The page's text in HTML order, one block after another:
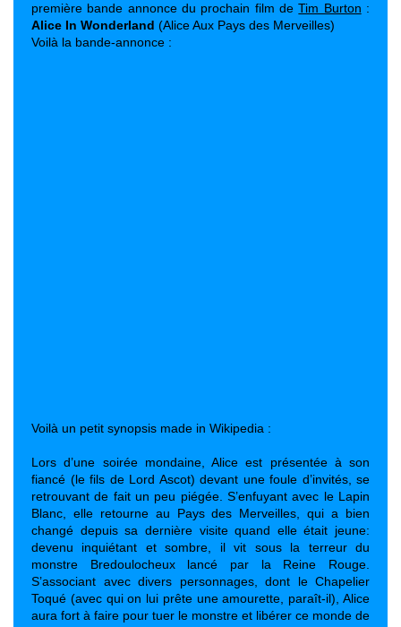
première bande annonce du prochain film deTim Burton :
Alice In Wonderland (Alice Aux Pays des Merveilles)
Voilà la bande-annonce :
Voilà un petit synopsis made in Wikipedia :
Lors d’une soirée mondaine, Alice est présentée à son
fiancé (le fils de Lord Ascot) devant une foule d’invités, se
retrouvant de fait un peu piégée. S’enfuyant avec le Lapin
Blanc, elle retourne au Pays des Merveilles, qui a bien
changé depuis sa dernière visite quand elle était jeune:
devenu inquiétant et sombre, il vit sous la terreur du
monstre Bredoulocheux lancé par la Reine Rouge.
S’associant avec divers personnages, dont le Chapelier
Toqué (avec qui on lui prête une amourette, paraît-il), Alice
aura fort à faire pour tuer le monstre et libérer ce monde de